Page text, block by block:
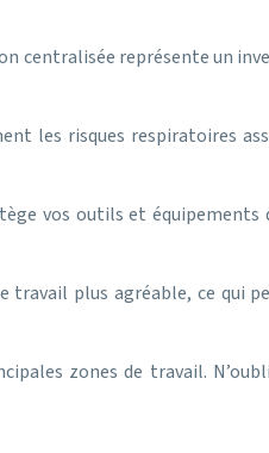
centralisée représente un
les risques respiratoires
vos outils et équipements
travail plus agréable, ce qui
zones de travail.